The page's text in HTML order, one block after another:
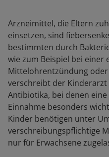
Arzneimittel, die Eltern
einsetzen, sind
bestimmten durch
wie zum Beispiel bei einer
Mittelohrentzündung
verschreibt der
Antibiotika, bei denen
Einnahme besonders
Kinder benötigen unter
verschreibungspflichtige
nur für Erwachsene